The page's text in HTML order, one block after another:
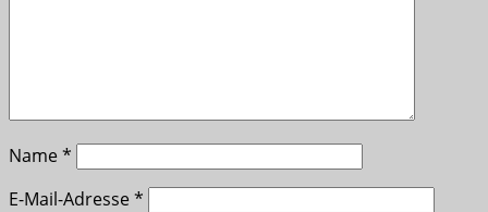
Name*
E-Mail-Adresse*